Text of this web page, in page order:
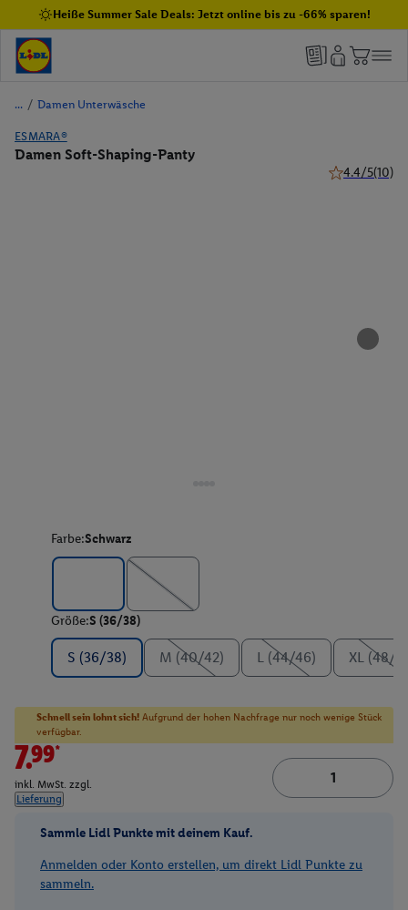
Heiße Summer Sale Deals: Jetzt online bis zu -66% sparen!
/ Damen Unterwäsche
ESMARA®
Damen Soft-Shaping-Panty
4.4/5(10)
Farbe:Schwarz
Größe:S (36/38)
S (36/38) M (40/42) L (44/46) XL (48/
Schnell sein lohnt sich! Aufgrund der hohen Nachfrage nur noch wenige Stück
verfügbar.
7.99*
inkl. MwSt. zzgl.
Lieferung
Sammle Lidl Punkte mit deinem Kauf.
Anmelden oder Konto erstellen, um direkt Lidl Punkte zu
sammeln.